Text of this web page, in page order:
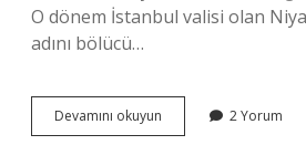
O dönem İstanbul valisi olan
adını bölücü…
Devamını okuyun
Hangi
2 Yorum